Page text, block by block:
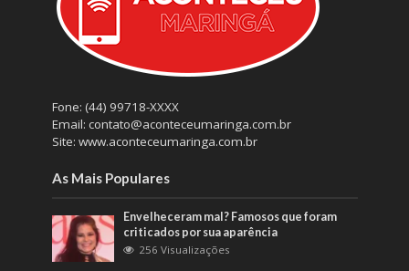
Fone: (44) 99718-XXXX
Email: contato@aconteceumaringa.com.br
Site: www.aconteceumaringa.com.br
As Mais Populares
Envelheceram mal? Famosos que foram
criticados por sua aparência
256 Visualizações